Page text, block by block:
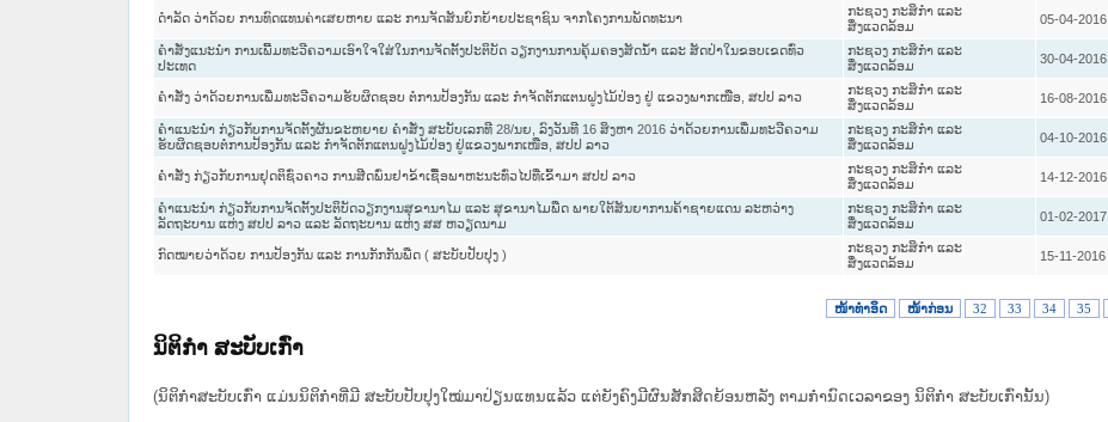
ດຳລັດ ວ່າດ້ວຍ ການທົດແທນຄ່າເສຍຫາຍ ແລະ ການຈັດສັນຍົກຍ້າຍປະຊາຊົນ ຈາກໂຄງການພັດທະນາ
ກະຊວງ ກະສິກຳ ແລະ
ສິ່ງແວດລ້ອມ
05-04-2016
ຄຳສັ່ງແນະນຳ ການເພີ້ມທະວີຄວາມເອົາໃຈໃສ່ໃນການຈັດຕັ້ງປະຕິບັດ ວຽກງານການຄຸ້ມຄອງສັດນ້ຳ ແລະ ສັດປ່າໃນຂອບເຂດທົ່ວ
ປະເທດ
ກະຊວງ ກະສິກຳ ແລະ
ສິ່ງແວດລ້ອມ
30-04-2016
ຄຳສັ່ງ ວ່າດ້ວຍການເພີ່ມທະວີຄວາມຮັບຜິດຊອບ ຕໍ່ການປ້ອງກັນ ແລະ ກຳຈັດຕັກແຕນຝູງໄມ້ປ່ອງ ຢູ່ ແຂວງພາກເໜືອ, ສປປ ລາວ
ກະຊວງ ກະສິກຳ ແລະ
ສິ່ງແວດລ້ອມ
16-08-2016
ຄຳແນະນຳ ກ່ຽວກັບການຈັດຕັ້ງຜັນຂະຫຍາຍ ຄຳສັ່ງ ສະບັບເລກທີ 28/ນຍ, ລົງວັນທີ 16 ສິງຫາ 2016 ວ່າດ້ວຍການເພີ່ມທະວີຄວາມ
ຮັບຜິດຊອບຕໍ່ການປ້ອງກັນ ແລະ ກຳຈັດຕັກແຕນຝູງໄມ້ປ່ອງ ຢູ່ແຂວງພາກເໜືອ, ສປປ ລາວ
ກະຊວງ ກະສິກຳ ແລະ
ສິ່ງແວດລ້ອມ
04-10-2016
ຄຳສັ່ງ ກ່ຽວກັບການຢຸດຕິຊົ່ວຄາວ ການສີດພົ່ນຢາຂ້າເຊື້ອພາຫະນະທົ່ວໄປທີ່ເຂົ້າມາ ສປປ ລາວ
ກະຊວງ ກະສິກຳ ແລະ
ສິ່ງແວດລ້ອມ
14-12-2016
ຄຳແນະນຳ ກ່ຽວກັບການຈັດຕັ້ງປະຕິບັດວຽກງານສຸຂານາໄມ ແລະ ສຸຂານາໄມພືດ ພາຍໃຕ້ສັນຍາການຄ້າຊາຍແດນ ລະຫວ່າງ
ລັດຖະບານ ແຫ່ງ ສປປ ລາວ ແລະ ລັດຖະບານ ແຫ່ງ ສສ ຫວຽດນາມ
ກະຊວງ ກະສິກຳ ແລະ
ສິ່ງແວດລ້ອມ
01-02-2017
ກົດໝາຍວ່າດ້ວຍ ການປ້ອງກັນ ແລະ ການກັກກັນພືດ ( ສະບັບປັບປຸງ )
ກະຊວງ ກະສິກຳ ແລະ
ສິ່ງແວດລ້ອມ
15-11-2016
ໜ້າທໍາອິດ ໜ້າກ່ອນ 32 33 34 35
ນິຕິກໍາ ສະບັບເກົ່າ
(ນິຕິກໍາສະບັບເກົ່າ ແມ່ນນິຕິກໍາທີ່ມີ ສະບັບປັບປຸງໃໝ່ມາປ່ຽນແທນແລ້ວ ແຕ່ຍັງຄົງມີຜົນສັກສິດຍ້ອນຫລັງ ຕາມກໍານົດເວລາຂອງ ນິຕິກໍາ ສະບັບເກົ່ານັ້ນ)